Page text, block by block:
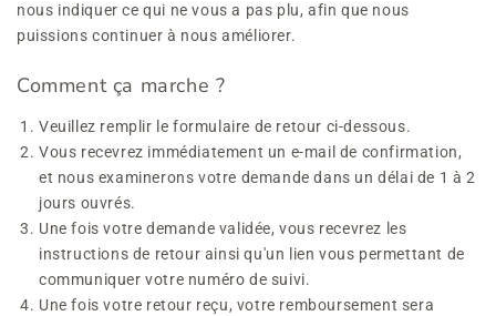
nous indiquer ce qui ne vous a pas plu, afin que nous
puissions continuer à nous améliorer.
Comment ça marche ?
Veuillez remplir le formulaire de retour ci-dessous.
Vous recevrez immédiatement un e-mail de confirmation,
et nous examinerons votre demande dans un délai de 1 à 2
jours ouvrés.
Une fois votre demande validée, vous recevrez les
instructions de retour ainsi qu'un lien vous permettant de
communiquer votre numéro de suivi.
Une fois votre retour reçu, votre remboursement sera